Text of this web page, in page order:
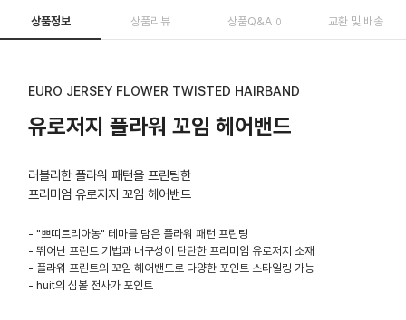
상품정보 상품리뷰 상품Q&A 0 교환 및 배송
EURO JERSEY FLOWER TWISTED HAIRBAND
유로저지 플라워 꼬임 헤어밴드
러블리한 플라워 패턴을 프린팅한
프리미엄 유로저지 꼬임 헤어밴드
- "쁘띠트리아농" 테마를 담은 플라워 패턴 프린팅
- 뛰어난 프린트 기법과 내구성이 탄탄한 프리미엄 유로저지 소재
- 플라워 프린트의 꼬임 헤어밴드로 다양한 포인트 스타일링 가능
- huit의 심볼 전사가 포인트